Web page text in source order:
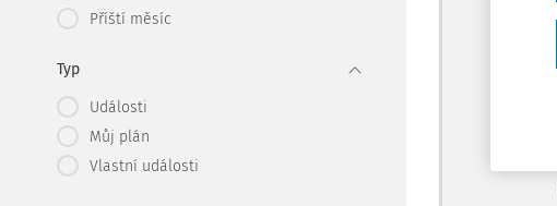
Příští měsíc
Typ
Události
Můj plán
Vlastní události